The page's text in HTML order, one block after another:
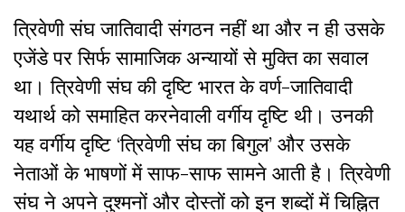
त्रिवेणी संघ जातिवादी संगठन नहीं था और न ही उसके
एजेंडे पर सिर्फ सामाजिक अन्यायों से मुक्ति का सवाल
था। त्रिवेणी संघ की दृष्टि भारत के वर्ण-जातिवादी
यथार्थ को समाहित करनेवाली वर्गीय दृष्टि थी। उनकी
यह वर्गीय दृष्टि ‘त्रिवेणी संघ का बिगुल’ और उसके
नेताओं के भाषणों में साफ-साफ सामने आती है। त्रिवेणी
संघ ने अपने दुश्मनों और दोस्तों को इन शब्दों में चिह्नित